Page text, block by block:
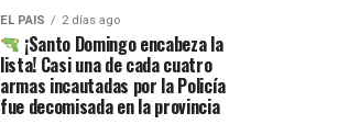
EL PAIS 2 días ago
¡Santo Domingo encabeza la
lista! Casi una de cada cuatro
armas incautadas por la Policía
fue decomisada en la provincia